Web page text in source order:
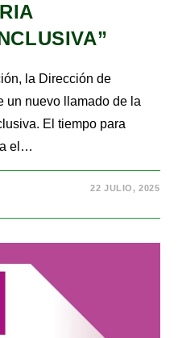
la Dirección de
un nuevo llamado de la
El tiempo para
el…
22 JULIO, 2025